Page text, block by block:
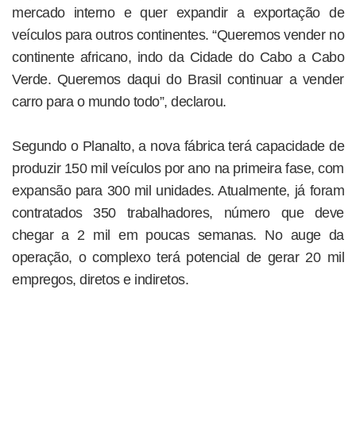
mercado interno e quer expandir a exportação de
veículos para outros continentes. “Queremos vender no
continente africano, indo da Cidade do Cabo a Cabo
Verde. Queremos daqui do Brasil continuar a vender
carro para o mundo todo”, declarou.
Segundo o Planalto, a nova fábrica terá capacidade de
produzir 150 mil veículos por ano na primeira fase, com
expansão para 300 mil unidades. Atualmente, já foram
contratados 350 trabalhadores, número que deve
chegar a 2 mil em poucas semanas. No auge da
operação, o complexo terá potencial de gerar 20 mil
empregos, diretos e indiretos.